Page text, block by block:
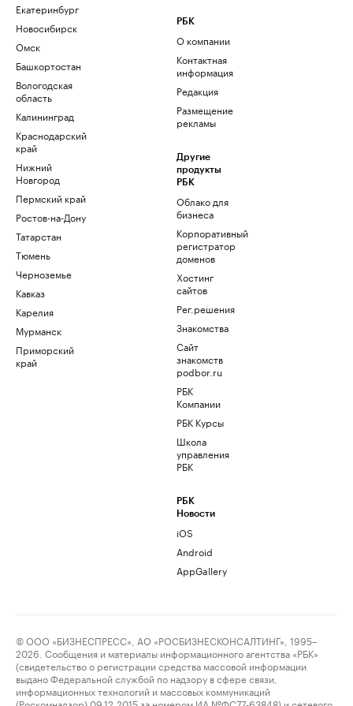
Екатеринбург
Новосибирск
Омск
Башкортостан
Вологодская
область
Калининград
Краснодарский
край
Нижний
Новгород
Пермский край
Ростов-на-Дону
Татарстан
Тюмень
Черноземье
Кавказ
Карелия
Мурманск
Приморский
край
РБК
О компании
Контактная
информация
Редакция
Размещение
рекламы
Другие
продукты
РБК
Облако для
бизнеса
Корпоративный
регистратор
доменов
Хостинг
сайтов
Рег.решения
Знакомства
Сайт
знакомств
podbor.ru
РБК
Компании
РБК Курсы
Школа
управления
РБК
РБК
Новости
iOS
Android
AppGallery
© ООО «БИЗНЕСПРЕСС», АО «РОСБИЗНЕСКОНСАЛТИНГ», 1995–
2026. Сообщения и материалы информационного агентства «РБК»
(свидетельство о регистрации средства массовой информации
выдано Федеральной службой по надзору в сфере связи,
информационных технологий и массовых коммуникаций